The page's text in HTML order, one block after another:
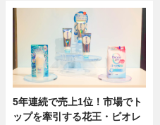
5年連続で売上1位！市場でト
ップを牽引する花王・ビオレ